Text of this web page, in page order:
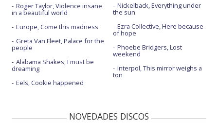
Roger Taylor, Violence insane
in a beautiful world
Europe, Come this madness
Greta Van Fleet, Palace for the
people
Alabama Shakes, I must be
dreaming
Eels, Cookie happened
Nickelback, Everything under
the sun
Ezra Collective, Here because
of hope
Phoebe Bridgers, Lost
weekend
Interpol, This mirror weighs a
ton
NOVEDADES DISCOS